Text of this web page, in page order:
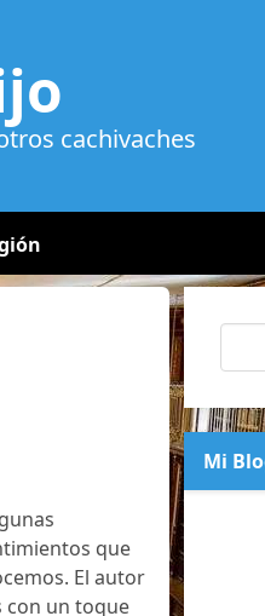
cachivaches
que
El autor
con un toque
Mi